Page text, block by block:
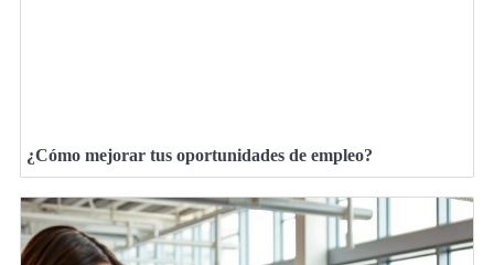
¿Cómo mejorar tus oportunidades de empleo?